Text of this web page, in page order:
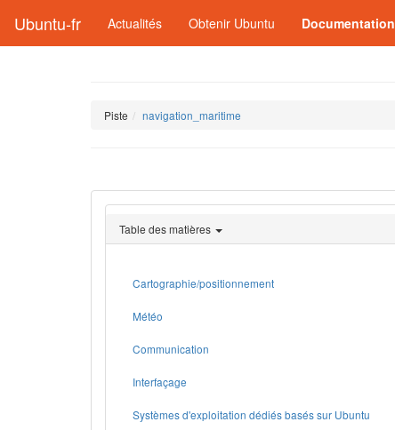
Ubuntu-fr Actualités Obtenir Ubuntu Documentation
Piste navigation_maritime
Table des matières
Cartographie/positionnement
Météo
Communication
Interfaçage
Systèmes d'exploitation dédiés basés sur Ubuntu